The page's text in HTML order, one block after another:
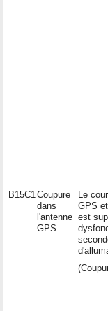
B15C1 Coupure
dans
l'antenne
GPS
Le
GPS
est